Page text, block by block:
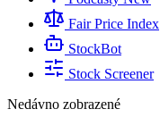
Fair Price Index
StockBot
Stock Screener
Nedávno zobrazené